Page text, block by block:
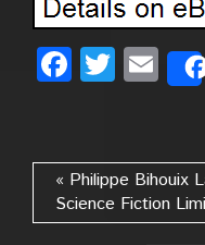
« Philippe Bihouix
Science Fiction